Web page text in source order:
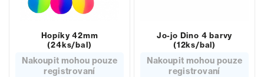
Hopíky 42mm
(24ks/bal)
Nakoupit mohou pouze
registrovaní
Jo-jo Dino 4 barvy
(12ks/bal)
Nakoupit mohou pouze
registrovaní